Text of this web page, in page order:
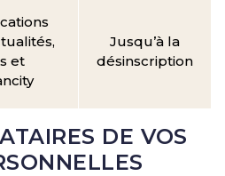
et
Jusqu’à la
désinscription
DE VOS